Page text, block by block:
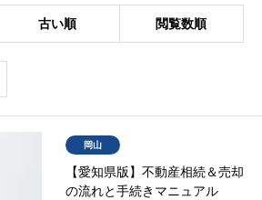
古い順 閲覧数順
岡山
【愛知県版】不動産相続＆売却
の流れと手続きマニュアル